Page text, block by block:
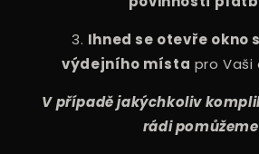
3. Ihned se otevře okno
výdejního místa pro Vaši
V případě jakýchkoliv
rádi